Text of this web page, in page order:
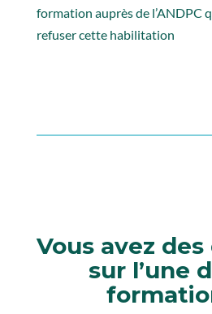
formation auprès de l’ANDPC
refuser cette habilitation
Vous avez
sur l’une